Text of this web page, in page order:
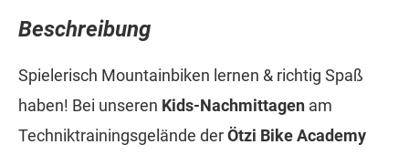
Beschreibung
Spielerisch Mountainbiken lernen & richtig Spaß
haben! Bei unseren Kids-Nachmittagen am
Techniktrainingsgelände derÖtzi Bike Academy